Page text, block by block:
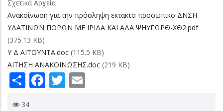
Σχετικά Αρχεία
Ανακοίνωση για την πρόσληψη εκτακτο προσωπικο ΔΝΣΗ
ΥΔΑΤΙΝΩΝ ΠΟΡΩΝ ΜΕ ΙΡΙΔΑ ΚΑΙ ΑΔΑ ΨΗΥΓΩΡΘ-ΧΘ2.pdf
(375.13 KB)
Υ Δ AITOYNTA.doc (115.5 KB)
ΑΙΤΗΣΗ ΑΝΑΚΟΙΝΩΣΗΣ.doc (219 KB)
ShareFacebook
Twitter
34